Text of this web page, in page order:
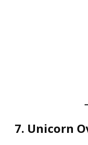
7. Unicorn